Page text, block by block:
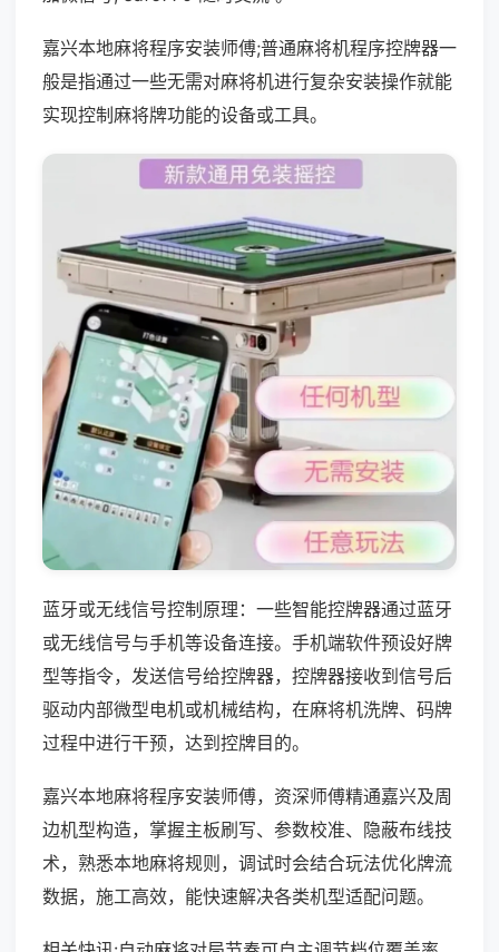
嘉兴本地麻将程序安装师傅;普通麻将机程序控牌器一
般是指通过一些无需对麻将机进行复杂安装操作就能
实现控制麻将牌功能的设备或工具。
蓝牙或无线信号控制原理：一些智能控牌器通过蓝牙
或无线信号与手机等设备连接。手机端软件预设好牌
型等指令，发送信号给控牌器，控牌器接收到信号后
驱动内部微型电机或机械结构，在麻将机洗牌、码牌
过程中进行干预，达到控牌目的。
嘉兴本地麻将程序安装师傅，资深师傅精通嘉兴及周
边机型构造，掌握主板刷写、参数校准、隐蔽布线技
术，熟悉本地麻将规则，调试时会结合玩法优化牌流
数据，施工高效，能快速解决各类机型适配问题。